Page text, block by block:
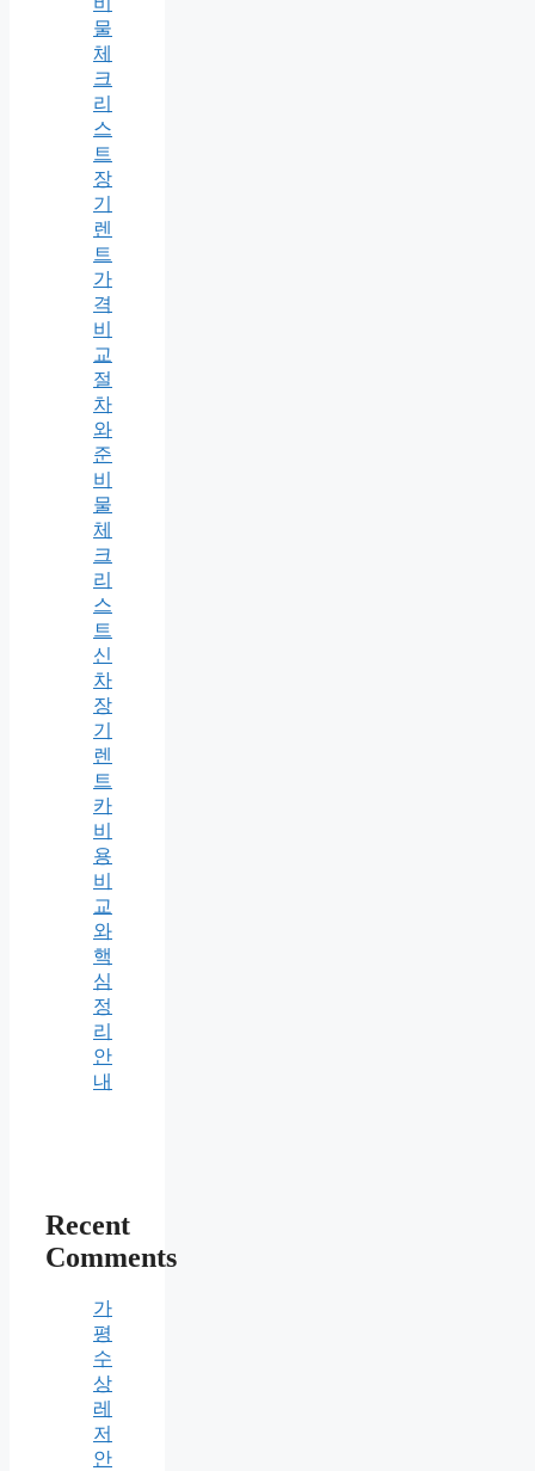
물
체
크
리
스
트
장
기
렌
트
가
격
비
교
절
차
와
준
비
물
체
크
리
스
트
신
차
장
기
렌
트
카
비
용
비
교
와
핵
심
정
리
안
내
Recent
Comments
가
평
수
상
레
저
안